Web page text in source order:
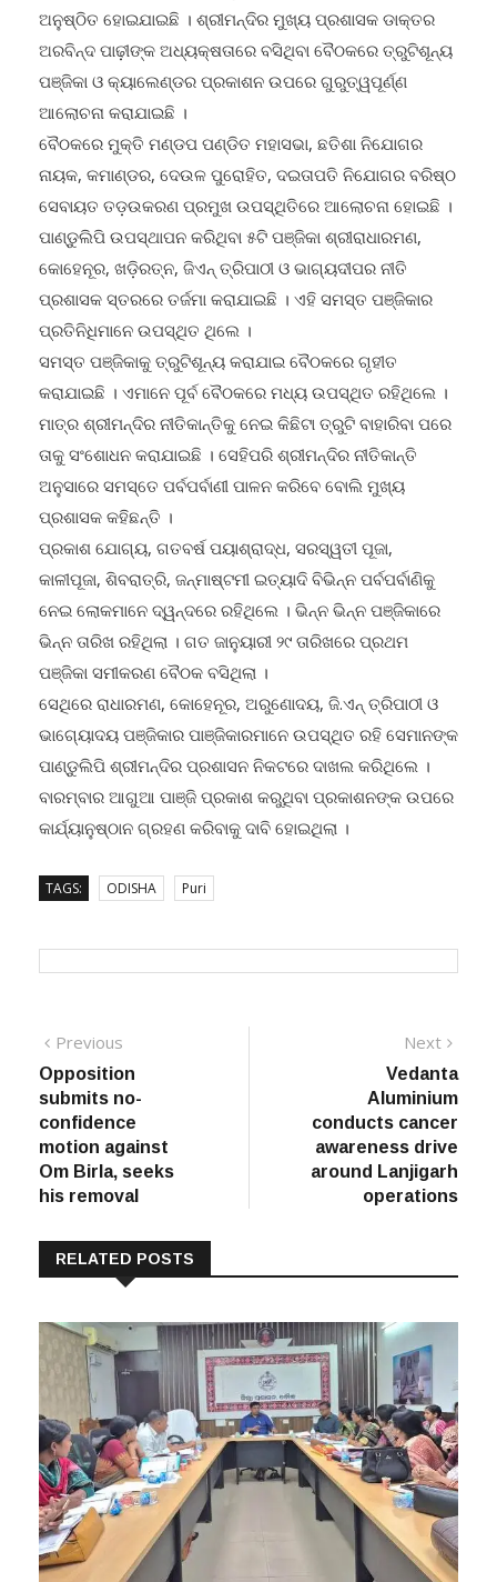
ଅନୁଷ୍ଠିତ ହୋଇଯାଇଛି । ଶ୍ରୀମନ୍ଦିର ମୁଖ୍ୟ ପ୍ରଶାସକ ଡାକ୍ତର
ଅରବିନ୍ଦ ପାଢ଼ୀଙ୍କ ଅଧ୍ୟକ୍ଷତାରେ ବସିଥିବା ବୈଠକରେ ତ୍ରୁଟିଶୂନ୍ୟ
ପଞ୍ଜିକା ଓ କ୍ୟାଲେଣ୍ଡର ପ୍ରକାଶନ ଉପରେ ଗୁରୁତ୍ୱପୂର୍ଣ୍ଣ
ଆଲୋଚନା କରାଯାଇଛି ।
ବୈଠକରେ ମୁକ୍ତି ମଣ୍ଡପ ପଣ୍ଡିତ ମହାସଭା, ଛତିଶା ନିଯୋଗର
ନାୟକ, କମାଣ୍ଡର, ଦେଉଳ ପୁରୋହିତ, ଦଇତାପତି ନିଯୋଗର ବରିଷ୍ଠ
ସେବାୟତ ତଡ଼ଉକରଣ ପ୍ରମୁଖ ଉପସ୍ଥିତିରେ ଆଲୋଚନା ହୋଇଛି ।
ପାଣ୍ଡୁଲିପି ଉପସ୍ଥାପନ କରିଥିବା ୫ଟି ପଞ୍ଜିକା ଶ୍ରୀରାଧାରମଣ,
କୋହେନୂର, ଖଡ଼ିରତ୍ନ, ଜିଏନ୍ ତ୍ରିପାଠୀ ଓ ଭାଗ୍ୟଦୀପର ନୀତି
ପ୍ରଶାସକ ସ୍ତରରେ ତର୍ଜମା କରାଯାଇଛି । ଏହି ସମସ୍ତ ପଞ୍ଜିକାର
ପ୍ରତିନିଧିମାନେ ଉପସ୍ଥିତ ଥିଲେ ।
ସମସ୍ତ ପଞ୍ଜିକାକୁ ତ୍ରୁଟିଶୂନ୍ୟ କରାଯାଇ ବୈଠକରେ ଗୃହୀତ
କରାଯାଇଛି । ଏମାନେ ପୂର୍ବ ବୈଠକରେ ମଧ୍ୟ ଉପସ୍ଥିତ ରହିଥିଲେ ।
ମାତ୍ର ଶ୍ରୀମନ୍ଦିର ନୀତିକାନ୍ତିକୁ ନେଇ କିଛିଟା ତ୍ରୁଟି ବାହାରିବା ପରେ
ତାକୁ ସଂଶୋଧନ କରାଯାଇଛି । ସେହିପରି ଶ୍ରୀମନ୍ଦିର ନୀତିକାନ୍ତି
ଅନୁସାରେ ସମସ୍ତେ ପର୍ବପର୍ବାଣୀ ପାଳନ କରିବେ ବୋଲି ମୁଖ୍ୟ
ପ୍ରଶାସକ କହିଛନ୍ତି ।
ପ୍ରକାଶ ଯୋଗ୍ୟ, ଗତବର୍ଷ ପୟାଶ୍ରାଦ୍ଧ, ସରସ୍ୱତୀ ପୂଜା,
କାଳୀପୂଜା, ଶିବରାତ୍ରି, ଜନ୍ମାଷ୍ଟମୀ ଇତ୍ୟାଦି ବିଭିନ୍ନ ପର୍ବପର୍ବାଣିକୁ
ନେଇ ଲୋକମାନେ ଦ୍ୱନ୍ଦରେ ରହିଥିଲେ । ଭିନ୍ନ ଭିନ୍ନ ପଞ୍ଜିକାରେ
ଭିନ୍ନ ତାରିଖ ରହିଥିଲା । ଗତ ଜାନୁୟାରୀ ୨୯ ତାରିଖରେ ପ୍ରଥମ
ପଞ୍ଜିକା ସମୀକରଣ ବୈଠକ ବସିଥିଲା ।
ସେଥିରେ ରାଧାରମଣ, କୋହେନୂର, ଅରୁଣୋଦୟ, ଜି.ଏନ୍ ତ୍ରିପାଠୀ ଓ
ଭାଗ୍ୟୋଦୟ ପଞ୍ଜିକାର ପାଞ୍ଜିକାରମାନେ ଉପସ୍ଥିତ ରହି ସେମାନଙ୍କ
ପାଣ୍ଡୁଲିପି ଶ୍ରୀମନ୍ଦିର ପ୍ରଶାସନ ନିକଟରେ ଦାଖଲ କରିଥିଲେ ।
ବାରମ୍ବାର ଆଗୁଆ ପାଞ୍ଜି ପ୍ରକାଶ କରୁଥିବା ପ୍ରକାଶନଙ୍କ ଉପରେ
କାର୍ଯ୍ୟାନୁଷ୍ଠାନ ଗ୍ରହଣ କରିବାକୁ ଦାବି ହୋଇଥିଲା ।
TAGS: ODISHA Puri
Post
navigation
Previous
post:
Opposition
submits no-
confidence
motion against
Om Birla, seeks
his removal
Next
post:
Vedanta
Aluminium
conducts cancer
awareness drive
around Lanjigarh
operations
RELATED POSTS